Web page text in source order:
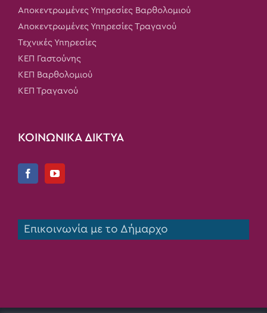
Αποκεντρωμένες Υπηρεσίες Βαρθολομιού
Αποκεντρωμένες Υπηρεσίες Τραγανού
Τεχνικές Υπηρεσίες
ΚΕΠ Γαστούνης
ΚΕΠ Βαρθολομιού
ΚΕΠ Τραγανού
ΚΟΙΝΩΝΙΚΑ ΔΙΚΤΥΑ
Επικοινωνία με το Δήμαρχο